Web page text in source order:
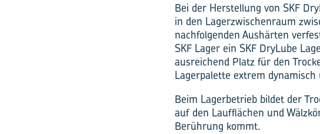
Bei der Herstellung von SKF
in den Lagerzwischenraum
nachfolgenden Aushärten
SKF Lager ein SKF DryLube
ausreichend Platz für den
Lagerpalette extrem
Beim Lagerbetrieb bildet der
auf den Laufflächen und
Berührung kommt.